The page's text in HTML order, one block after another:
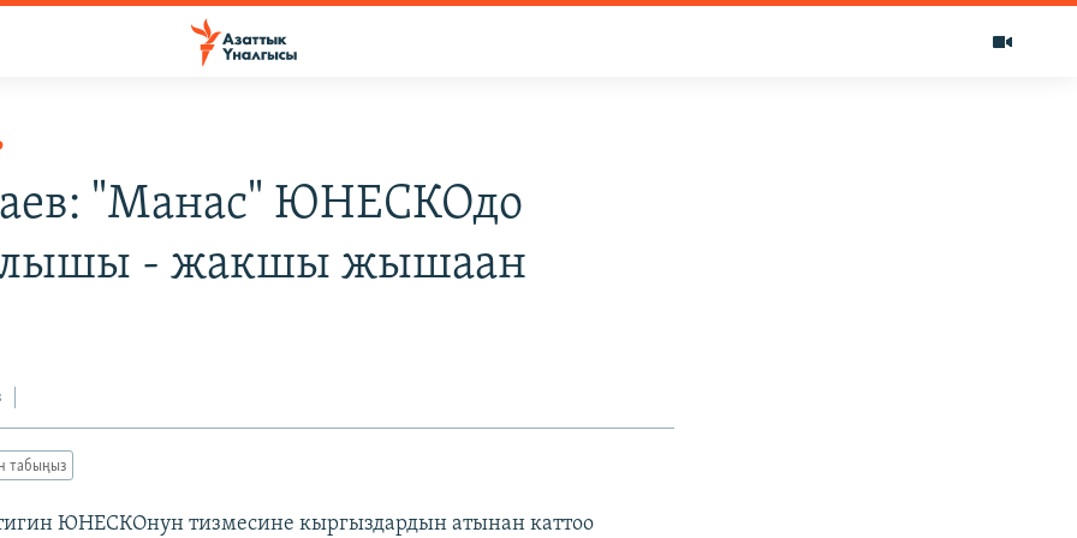
"Манас" ЮНЕСКОдо
- жакшы жышаан
табыңыз
ЮНЕСКОнун тизмесине кыргыздардын атынан каттоо